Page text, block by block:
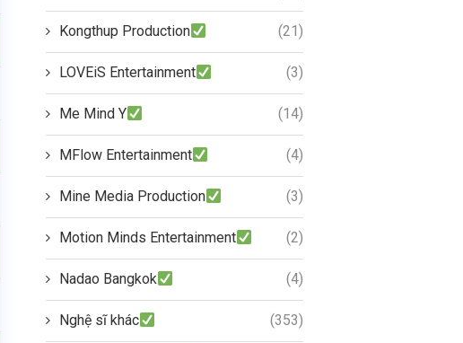
Kongthup Production (21)
LOVEiS Entertainment (3)
Me Mind Y (14)
MFlow Entertainment (4)
Mine Media Production (3)
Motion Minds Entertainment (2)
Nadao Bangkok (4)
Nghệ sĩ khác (353)